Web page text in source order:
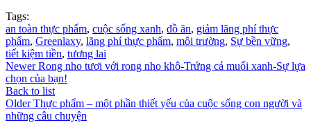
Tags:
an toàn thực phẩm, cuộc sống xanh, đồ ăn, giảm lãng phí thực
phẩm, Greenlaxy, lãng phí thực phẩm, môi trường, Sự bền vững,
tiết kiệm tiền, tương lai
Newer Rong nho tươi với rong nho khô-Trứng cá muối xanh-Sự lựa
chọn của bạn!
Back to list
Older Thực phẩm – một phần thiết yếu của cuộc sống con người và
những câu chuyện